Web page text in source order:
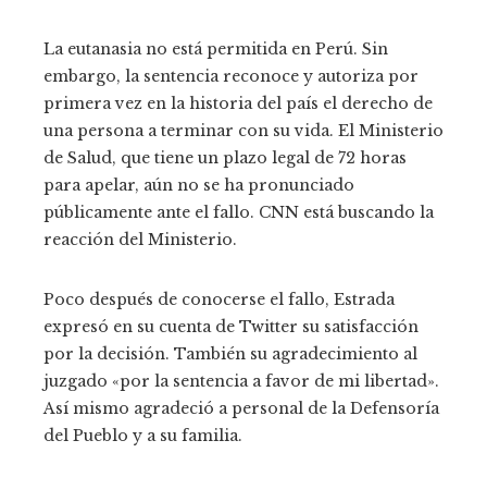
La eutanasia no está permitida en Perú. Sin
embargo, la sentencia reconoce y autoriza por
primera vez en la historia del país el derecho de
una persona a terminar con su vida. El Ministerio
de Salud, que tiene un plazo legal de 72 horas
para apelar, aún no se ha pronunciado
públicamente ante el fallo. CNN está buscando la
reacción del Ministerio.
Poco después de conocerse el fallo, Estrada
expresó en su cuenta de Twitter su satisfacción
por la decisión. También su agradecimiento al
juzgado «por la sentencia a favor de mi libertad».
Así mismo agradeció a personal de la Defensoría
del Pueblo y a su familia.